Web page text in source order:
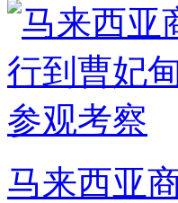
马来西亚